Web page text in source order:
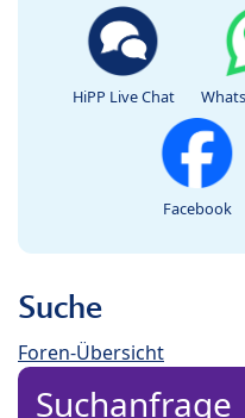
HiPP Live Chat
Facebook
Suche
Foren-Übersicht
Suchanfrage